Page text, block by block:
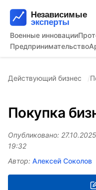
Военные инновации
Предпринимательство
Действующий бизнес
Покупка
Опубликовано:
19:32
Автор: Алексей Соколов